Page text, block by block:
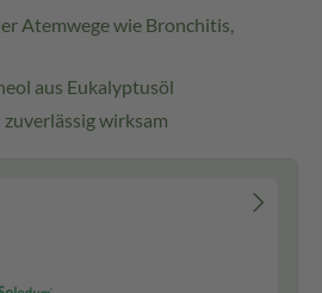
Atemwege wie Bronchitis,
aus Eukalyptusöl
wirksam